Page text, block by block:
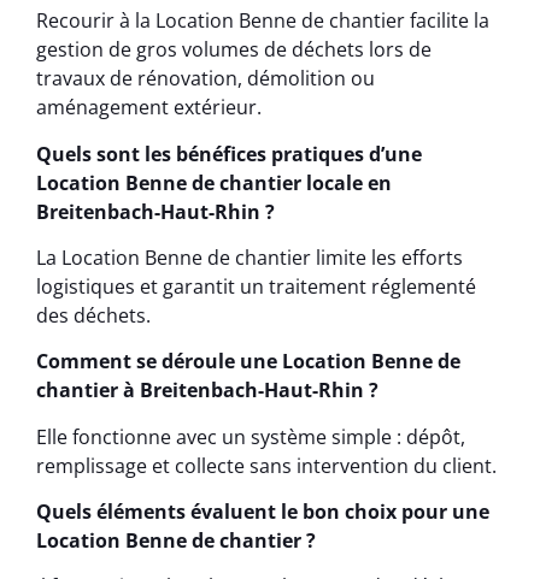
Recourir à la Location Benne de chantier facilite la
gestion de gros volumes de déchets lors de
travaux de rénovation, démolition ou
aménagement extérieur.
Quels sont les bénéfices pratiques d’une
Location Benne de chantier locale en
Breitenbach-Haut-Rhin ?
La Location Benne de chantier limite les efforts
logistiques et garantit un traitement réglementé
des déchets.
Comment se déroule une Location Benne de
chantier à Breitenbach-Haut-Rhin ?
Elle fonctionne avec un système simple : dépôt,
remplissage et collecte sans intervention du client.
Quels éléments évaluent le bon choix pour une
Location Benne de chantier ?